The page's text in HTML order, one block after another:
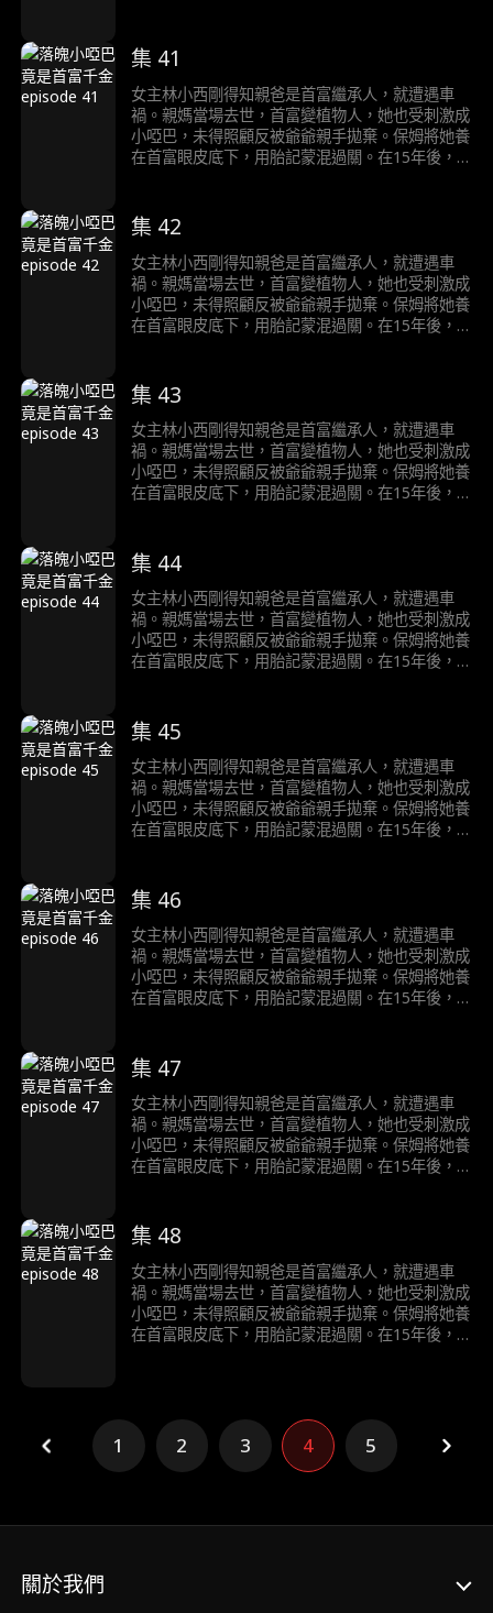
集 41
女主林小西剛得知親爸是首富繼承人，就遭遇車
禍。親媽當場去世，首富變植物人，她也受刺激成
小啞巴，未得照顧反被爺爺親手拋棄。保姆將她養
在首富眼皮底下，用胎記蒙混過關。在15年後，
集 42
女主林小西剛得知親爸是首富繼承人，就遭遇車
禍。親媽當場去世，首富變植物人，她也受刺激成
小啞巴，未得照顧反被爺爺親手拋棄。保姆將她養
在首富眼皮底下，用胎記蒙混過關。在15年後，
集 43
女主林小西剛得知親爸是首富繼承人，就遭遇車
禍。親媽當場去世，首富變植物人，她也受刺激成
小啞巴，未得照顧反被爺爺親手拋棄。保姆將她養
在首富眼皮底下，用胎記蒙混過關。在15年後，
集 44
女主林小西剛得知親爸是首富繼承人，就遭遇車
禍。親媽當場去世，首富變植物人，她也受刺激成
小啞巴，未得照顧反被爺爺親手拋棄。保姆將她養
在首富眼皮底下，用胎記蒙混過關。在15年後，
集 45
女主林小西剛得知親爸是首富繼承人，就遭遇車
禍。親媽當場去世，首富變植物人，她也受刺激成
小啞巴，未得照顧反被爺爺親手拋棄。保姆將她養
在首富眼皮底下，用胎記蒙混過關。在15年後，
集 46
女主林小西剛得知親爸是首富繼承人，就遭遇車
禍。親媽當場去世，首富變植物人，她也受刺激成
小啞巴，未得照顧反被爺爺親手拋棄。保姆將她養
在首富眼皮底下，用胎記蒙混過關。在15年後，
集 47
女主林小西剛得知親爸是首富繼承人，就遭遇車
禍。親媽當場去世，首富變植物人，她也受刺激成
小啞巴，未得照顧反被爺爺親手拋棄。保姆將她養
在首富眼皮底下，用胎記蒙混過關。在15年後，
集 48
女主林小西剛得知親爸是首富繼承人，就遭遇車
禍。親媽當場去世，首富變植物人，她也受刺激成
小啞巴，未得照顧反被爺爺親手拋棄。保姆將她養
在首富眼皮底下，用胎記蒙混過關。在15年後，
1 2 3 4 5
關於我們